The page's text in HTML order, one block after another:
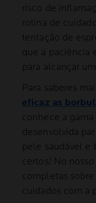
risco de
rotina de
tentação de
que a paciência
para alcançar
Para saberes
eficaz as
conhece a
desenvolvida
pele saudável e
certos! No
completas sobre
cuidados com a